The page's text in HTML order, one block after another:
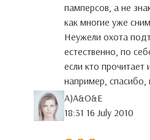
памперсов, а не
как многие уже
Неужели охота
естественно, по
если кто прочитает
например, спасибо,
A)A&O&E
18:31 16 July 2010